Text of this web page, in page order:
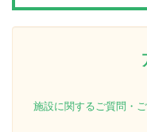
施設に関するご質問・